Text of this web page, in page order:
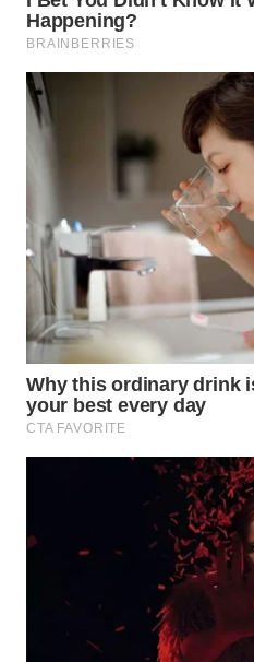
WN
KARAWANG
BEKASI
WN
DEPOK
WN
TAPANULI
UTARA
WN
SAMOSIR
SUMEDANG